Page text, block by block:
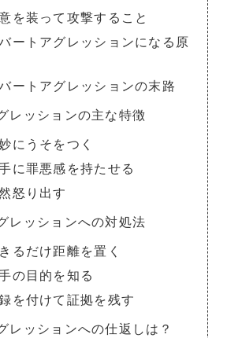
を装って攻撃すること
ートアグレッションになる原
ートアグレッションの末路
レッションの主な特徴
にうそをつく
に罪悪感を持たせる
怒り出す
レッションへの対処法
るだけ距離を置く
の目的を知る
を付けて証拠を残す
レッションへの仕返しは？